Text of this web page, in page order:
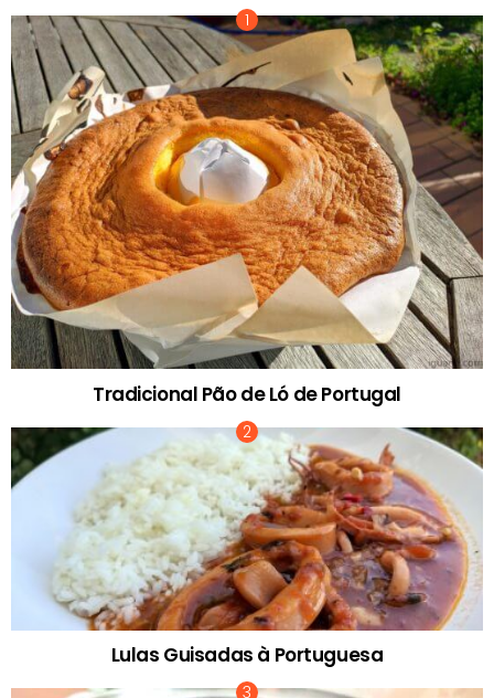
Tradicional Pão de Ló de Portugal
Lulas Guisadas à Portuguesa